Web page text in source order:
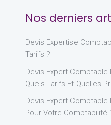
Nos derniers
Devis Expertise
Tarifs ?
Devis Expert-
Quels Tarifs Et Quelles
Devis Expert-Comptable
Pour Votre Comptabilité